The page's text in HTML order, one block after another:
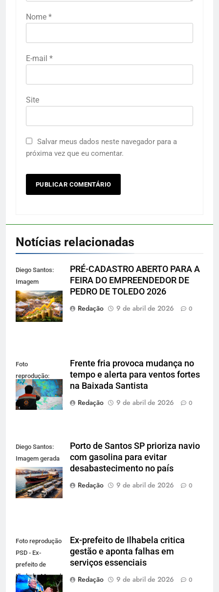
Nome *
E-mail *
Site
Salvar meus dados neste navegador para a
próxima vez que eu comentar.
Notícias relacionadas
Diego Santos:
Imagem
reprodução
gerada por IA
PRÉ-CADASTRO ABERTO PARA A
FEIRA DO EMPREENDEDOR DE
PEDRO DE TOLEDO 2026
Redação
9 de abril de 2026 0
Foto
reprodução:
Defesa Civil SP
Frente fria provoca mudança no
tempo e alerta para ventos fortes
na Baixada Santista
Redação
9 de abril de 2026 0
Diego Santos:
Imagem gerada
por IA para
reprodução
Porto de Santos SP prioriza navio
com gasolina para evitar
desabastecimento no país
Redação
9 de abril de 2026 0
Foto reprodução
PSD - Ex-
prefeito de
Ilhabela: Manoel
Marcos de
Ex-prefeito de Ilhabela critica
gestão e aponta falhas em
serviços essenciais
Redação
9 de abril de 2026 0